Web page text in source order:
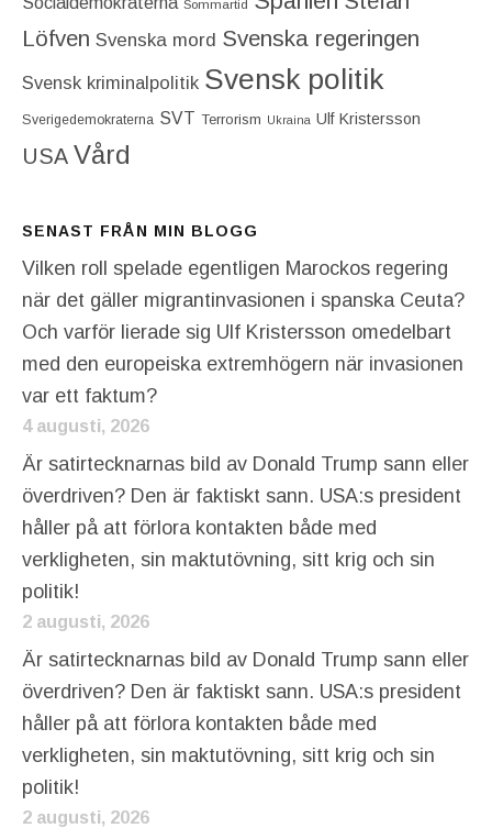
Sommartid
Löfven Svenska mord Svenska regeringen
Svensk kriminalpolitik Svensk politik
Sverigedemokraterna SVT Terrorism Ukraina Ulf Kristersson
USA Vård
SENAST FRÅN MIN BLOGG
Vilken roll spelade egentligen Marockos regering
när det gäller migrantinvasionen i spanska Ceuta?
Och varför lierade sig Ulf Kristersson omedelbart
med den europeiska extremhögern när invasionen
var ett faktum?
4 augusti, 2026
Är satirtecknarnas bild av Donald Trump sann eller
överdriven? Den är faktiskt sann. USA:s president
håller på att förlora kontakten både med
verkligheten, sin maktutövning, sitt krig och sin
politik!
2 augusti, 2026
Är satirtecknarnas bild av Donald Trump sann eller
överdriven? Den är faktiskt sann. USA:s president
håller på att förlora kontakten både med
verkligheten, sin maktutövning, sitt krig och sin
politik!
2 augusti, 2026